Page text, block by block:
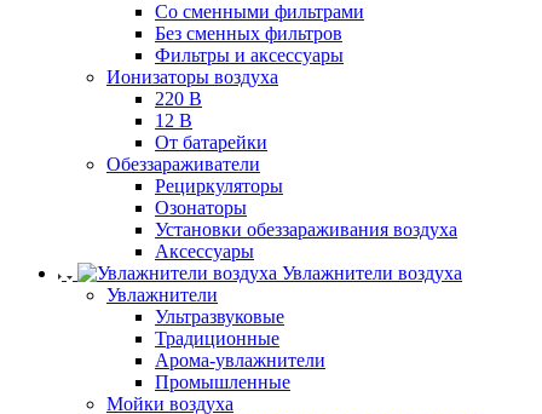
Cо сменными фильтрами
Без сменных фильтров
Фильтры и аксессуары
Ионизаторы воздуха
220 В
12 В
От батарейки
Обеззараживатели
Рециркуляторы
Озонаторы
Установки обеззараживания воздуха
Аксессуары
Увлажнители воздуха
Увлажнители
Ультразвуковые
Традиционные
Арома-увлажнители
Промышленные
Мойки воздуха